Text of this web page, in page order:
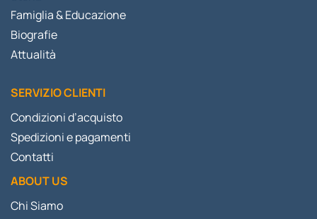
Famiglia & Educazione
Biografie
Attualità
SERVIZIO CLIENTI
Condizioni d’acquisto
Spedizioni e pagamenti
Contatti
ABOUT US
Chi Siamo